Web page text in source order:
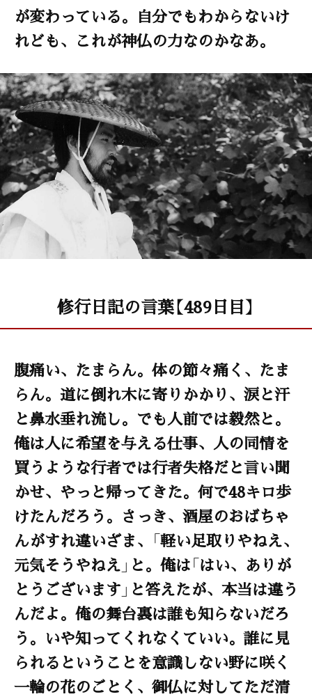
が変わっている。自分でもわからないけ
れども、これが神仏の力なのかなあ。
修行日記の言葉【489日目】
腹痛い、たまらん。体の節々痛く、たま
らん。道に倒れ木に寄りかかり、涙と汗
と鼻水垂れ流し。でも人前では毅然と。
俺は人に希望を与える仕事、人の同情を
買うような行者では行者失格だと言い聞
かせ、やっと帰ってきた。何で48キロ歩
けたんだろう。さっき、酒屋のおばちゃ
んがすれ違いざま、「軽い足取りやねえ、
元気そうやねえ」と。俺は「はい、ありが
とうございます」と答えたが、本当は違う
んだよ。俺の舞台裏は誰も知らないだろ
う。いや知ってくれなくていい。誰に見
られるということを意識しない野に咲く
一輪の花のごとく、御仏に対してただ清